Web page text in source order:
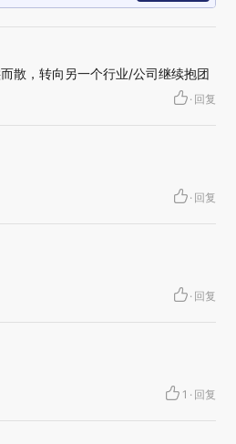
散，转向另一个行业/公司继续抱团
· 回复
· 回复
· 回复
1 · 回复